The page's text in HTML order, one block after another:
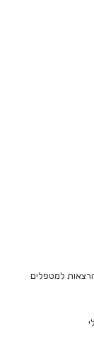
למטפלים